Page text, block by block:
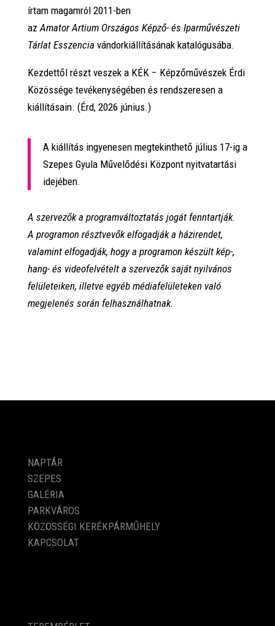
írtam magamról 2011-ben
az Amator Artium Országos Képző- és Iparművészeti
Tárlat Esszencia vándorkiállításának katalógusába.
Kezdettől részt veszek a KÉK − Képzőművészek Érdi
Közössége tevékenységében és rendszeresen a
kiállításain. (Érd, 2026 június.)
A kiállítás ingyenesen megtekinthető július 17-ig a
Szepes Gyula Művelődési Központ nyitvatartási
idejében.
A szervezők a programváltoztatás jogát fenntartják.
A programon résztvevők elfogadják a házirendet,
valamint elfogadják, hogy a programon készült kép-,
hang- és videofelvételt a szervezők saját nyilvános
felületeiken, illetve egyéb médiafelületeken való
megjelenés során felhasználhatnak.
NAPTÁR
SZEPES
GALÉRIA
PARKVÁROS
KÖZÖSSÉGI KERÉKPÁRMŰHELY
KAPCSOLAT